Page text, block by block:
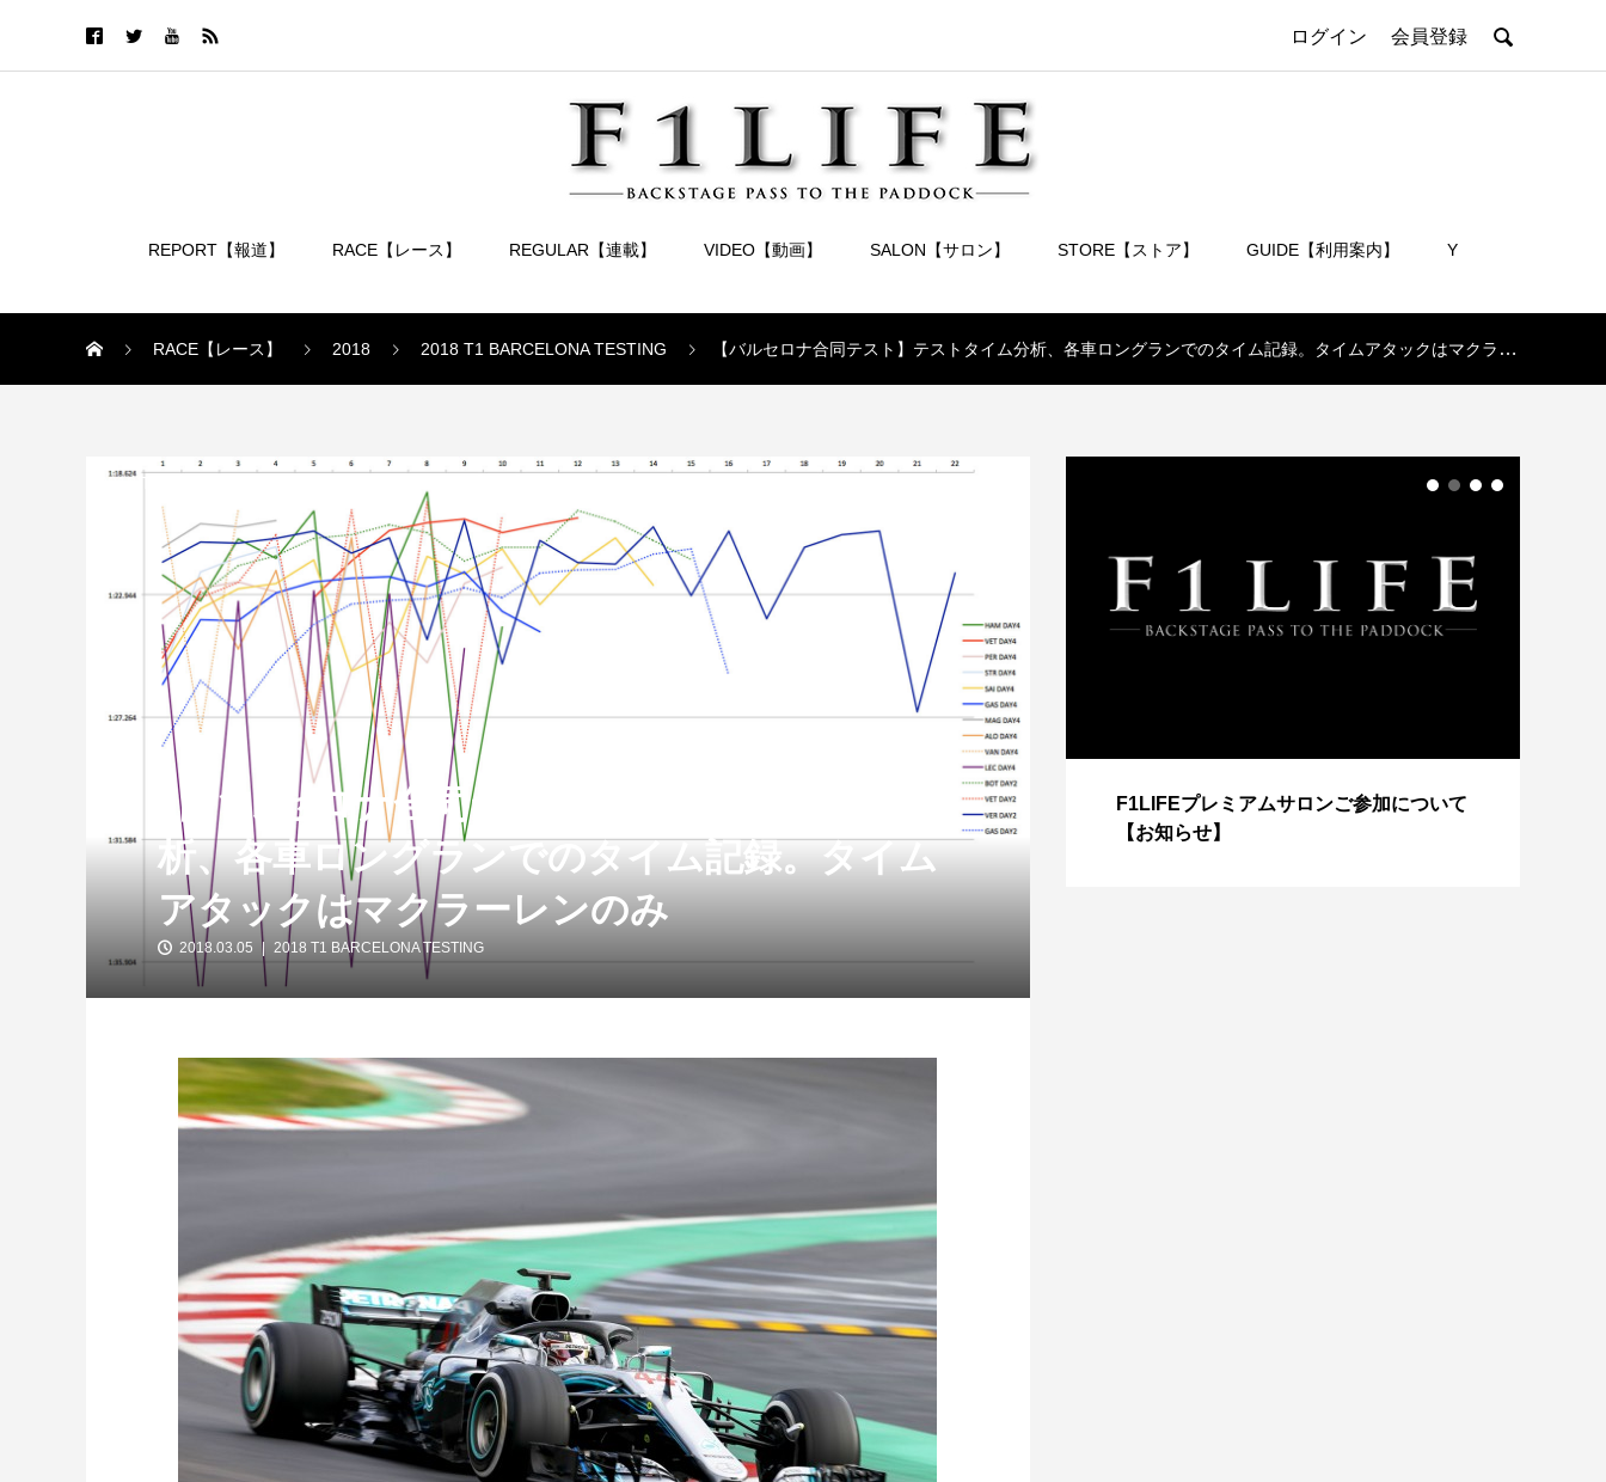
ログイン 会員登録 
REPORT【報道】 RACE【レース】 REGULAR【連載】 VIDEO【動画】 SALON【サロン】 STORE【ストア】 GUIDE【利用案内】 Y
RACE【レース】 2018 2018 T1 BARCELONA TESTING 【バルセロナ合同テスト】テストタイム分析、各車ロングランでのタイム記録。タイムアタックはマクラーレンのみ
2018 T1 BARCELONA TESTING
【バルセロナ合同テスト】テストタイム分
析、各車ロングランでのタイム記録。タイム
アタックはマクラーレンのみ
2018.03.05 2018 T1 BARCELONA TESTING
【特別企画】2026年ホンダの現在地
①「アストンマーティンとの交渉4...
【特別記事】レーシングブルズ、
VCARB 02を生み出すファクトリー...
F1LIFEプレミアムサロンご参加について
【お知らせ】